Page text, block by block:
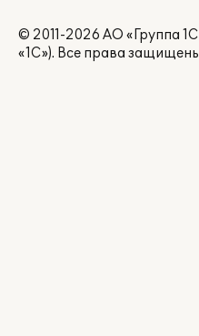
© 2011-2026 АО «Группа
«1С»). Все права